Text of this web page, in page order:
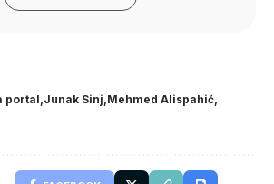
portal Junak Sinj Mehmed Alispahić